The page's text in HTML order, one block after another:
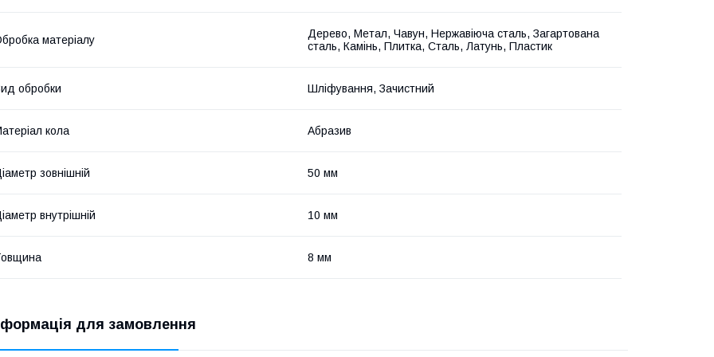
матеріалу
Дерево, Метал, Чавун, Нержавіюча сталь, Загартована
сталь, Камінь, Плитка, Сталь, Латунь, Пластик
обробки Шліфування, Зачистний
кола Абразив
зовнішній 50 мм
внутрішній 10 мм
8 мм
для замовлення